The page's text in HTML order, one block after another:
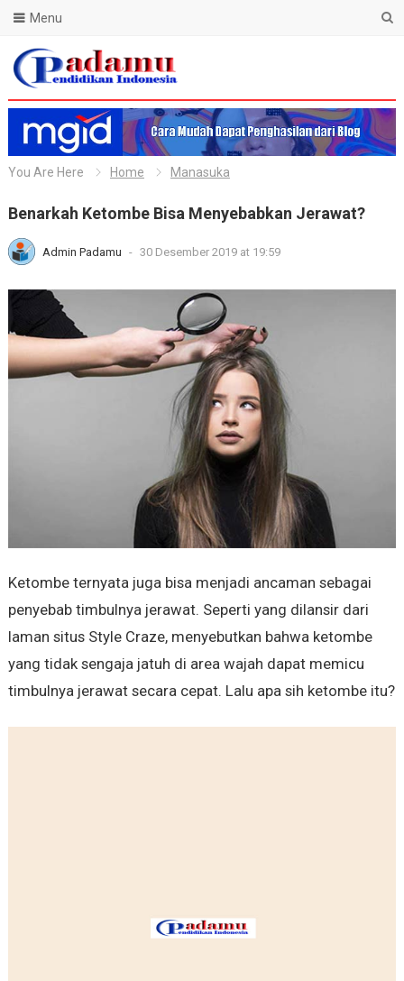
Blog Padamu
Menu
You Are Here Home Manasuka
Benarkah Ketombe Bisa Menyebabkan Jerawat?
Admin Padamu - 30 Desember 2019 at 19:59
Ketombe ternyata juga bisa menjadi ancaman sebagai
penyebab timbulnya jerawat. Seperti yang dilansir dari
laman situs Style Craze, menyebutkan bahwa ketombe
yang tidak sengaja jatuh di area wajah dapat memicu
timbulnya jerawat secara cepat. Lalu apa sih ketombe itu?